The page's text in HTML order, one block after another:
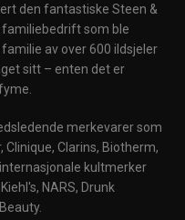
den fantastiske Steen &
familiebedrift som ble
av over 600 ildsjeler
sitt – enten det er
merkevarer som
Clinique, Clarins, Biotherm,
kultmerker
NARS, Drunk